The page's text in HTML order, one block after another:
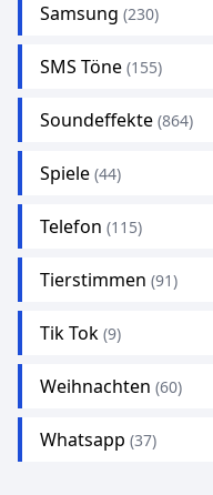
Samsung (230)
SMS Töne (155)
Soundeffekte (864)
Spiele (44)
Telefon (115)
Tierstimmen (91)
Tik Tok (9)
Weihnachten (60)
Whatsapp (37)